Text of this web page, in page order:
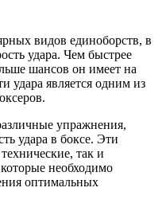
видов единоборств, в
удара. Чем быстрее
шансов он имеет на
удара является одним из
упражнения,
удара в боксе. Эти
так и
необходимо
оптимальных